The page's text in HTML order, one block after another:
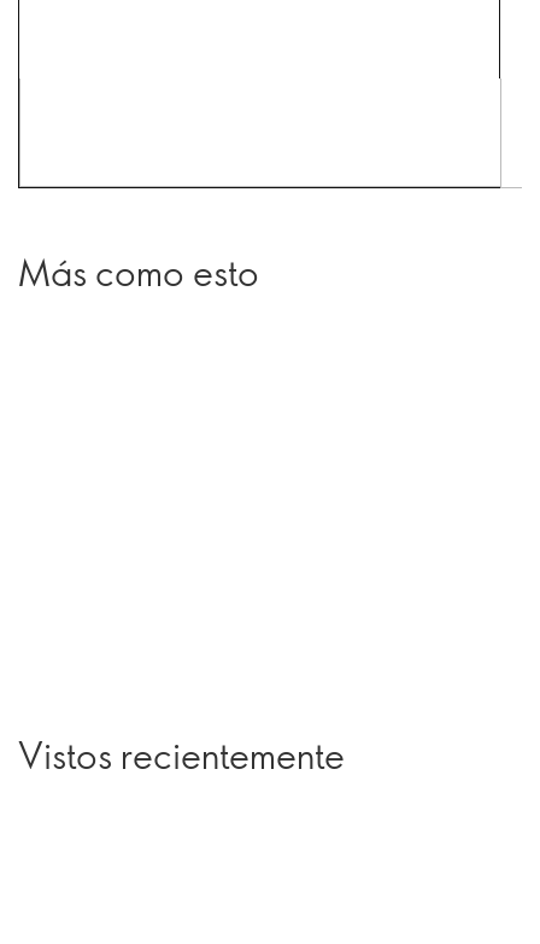
Más como esto
Vistos recientemente